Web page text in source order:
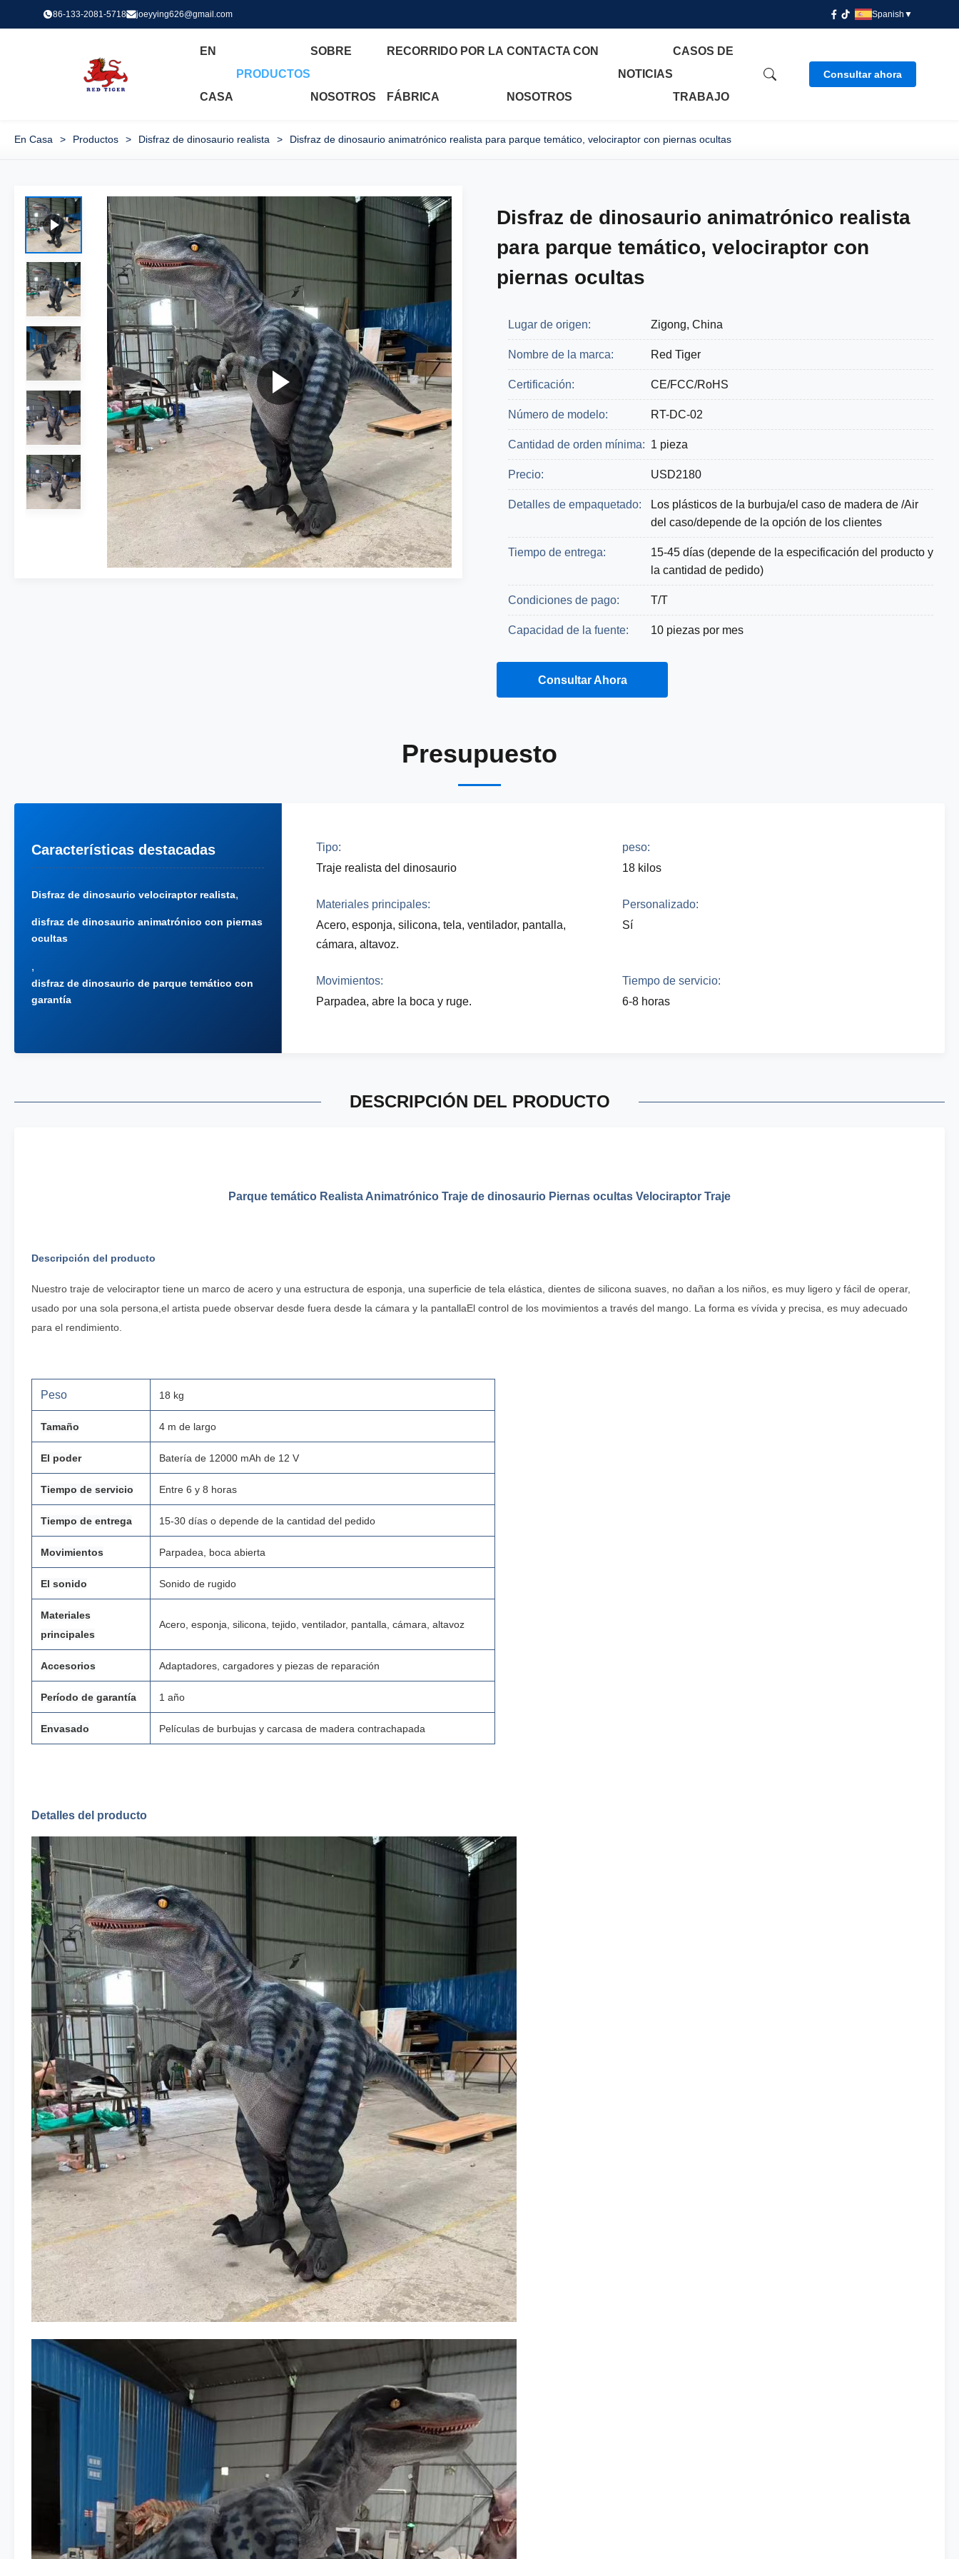
86-133-2081-5718 joeyying626@gmail.com Spanish ▼
EN
CASA
PRODUCTOS
SOBRE
NOSOTROS
RECORRIDO POR LA
FÁBRICA
CONTACTA CON
NOSOTROS
NOTICIAS
CASOS DE
TRABAJO
Consultar ahora
En Casa > Productos > Disfraz de dinosaurio realista > Disfraz de dinosaurio animatrónico realista para parque temático, velociraptor con piernas ocultas
Disfraz de dinosaurio animatrónico realista
para parque temático, velociraptor con
piernas ocultas
Lugar de origen: Zigong, China
Nombre de la marca: Red Tiger
Certificación: CE/FCC/RoHS
Número de modelo: RT-DC-02
Cantidad de orden mínima: 1 pieza
Precio: USD2180
Detalles de empaquetado:
Los plásticos de la burbuja/el caso de madera de /Air
del caso/depende de la opción de los clientes
Tiempo de entrega:
15-45 días (depende de la especificación del producto y
la cantidad de pedido)
Condiciones de pago: T/T
Capacidad de la fuente: 10 piezas por mes
Consultar Ahora
Obtener Una Cita
Presupuesto
Características destacadas
Disfraz de dinosaurio velociraptor realista,
disfraz de dinosaurio animatrónico con piernas
ocultas
,
disfraz de dinosaurio de parque temático con
garantía
Tipo:
Traje realista del dinosaurio
peso:
18 kilos
Materiales principales:
Acero, esponja, silicona, tela, ventilador, pantalla,
cámara, altavoz.
Personalizado:
Sí
Movimientos:
Parpadea, abre la boca y ruge.
Tiempo de servicio:
6-8 horas
DESCRIPCIÓN DEL PRODUCTO
Parque temático Realista Animatrónico Traje de dinosaurio Piernas ocultas Velociraptor Traje
Descripción del producto
Nuestro traje de velociraptor tiene un marco de acero y una estructura de esponja, una superficie de tela elástica, dientes de silicona suaves, no dañan a los niños, es muy ligero y fácil de operar,
usado por una sola persona,el artista puede observar desde fuera desde la cámara y la pantallaEl control de los movimientos a través del mango. La forma es vívida y precisa, es muy adecuado
para el rendimiento.
Peso 18 kg
Tamaño 4 m de largo
El poder Batería de 12000 mAh de 12 V
Tiempo de servicio Entre 6 y 8 horas
Tiempo de entrega 15-30 días o depende de la cantidad del pedido
Movimientos Parpadea, boca abierta
El sonido Sonido de rugido
Materiales
principales
Acero, esponja, silicona, tejido, ventilador, pantalla, cámara, altavoz
Accesorios Adaptadores, cargadores y piezas de reparación
Período de garantía 1 año
Envasado Películas de burbujas y carcasa de madera contrachapada
Detalles del producto